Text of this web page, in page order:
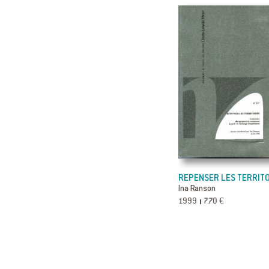
REPENSER LES
Ina Ranson
1999 7.70 €